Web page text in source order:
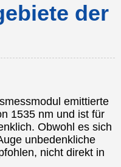
der
emittierte
1535 nm und ist für
Obwohl es sich
unbedenkliche
nicht direkt in